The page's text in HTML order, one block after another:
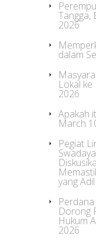
Tangga,
2026
dalam
Lokal
2026
Apakah
March
Pegiat
yang Adil
Dorong
Hukum
2026